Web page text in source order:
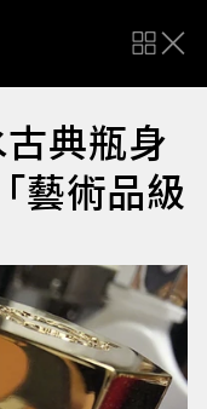
典瓶身
藝術品級